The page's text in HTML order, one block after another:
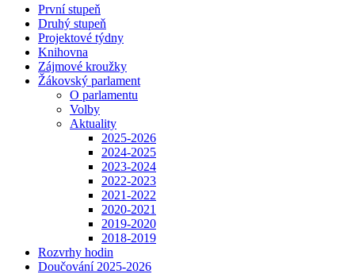
První stupeň
Druhý stupeň
Projektové týdny
Knihovna
Zájmové kroužky
Žákovský parlament
O parlamentu
Volby
Aktuality
2025-2026
2024-2025
2023-2024
2022-2023
2021-2022
2020-2021
2019-2020
2018-2019
Rozvrhy hodin
Doučování 2025-2026